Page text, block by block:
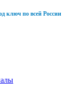
ключ по всей России